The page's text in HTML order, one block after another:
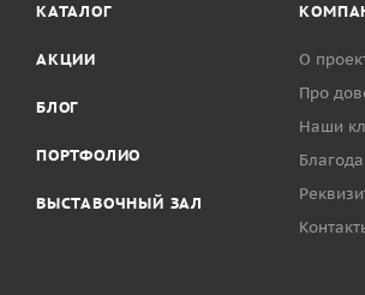
КАТАЛОГ
АКЦИИ
БЛОГ
ПОРТФОЛИО
ВЫСТАВОЧНЫЙ ЗАЛ
О
Про
Наши